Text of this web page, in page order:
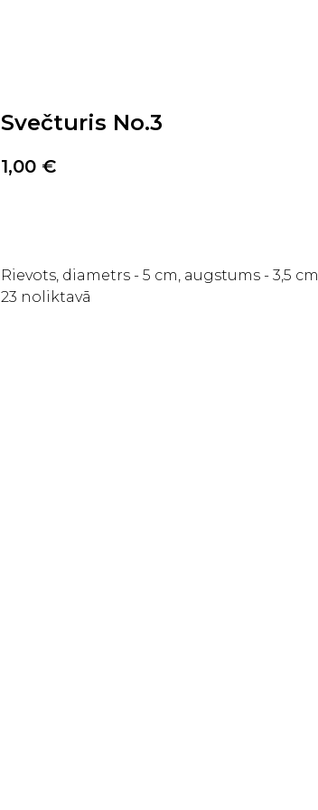
Svečturis No.3
1,00 €
Rievots, diametrs - 5 cm, augstums - 3,5 cm
23 noliktavā